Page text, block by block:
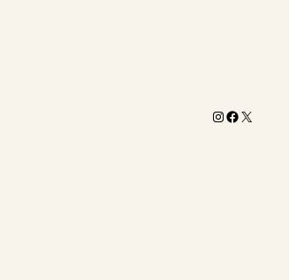
Instagram
X